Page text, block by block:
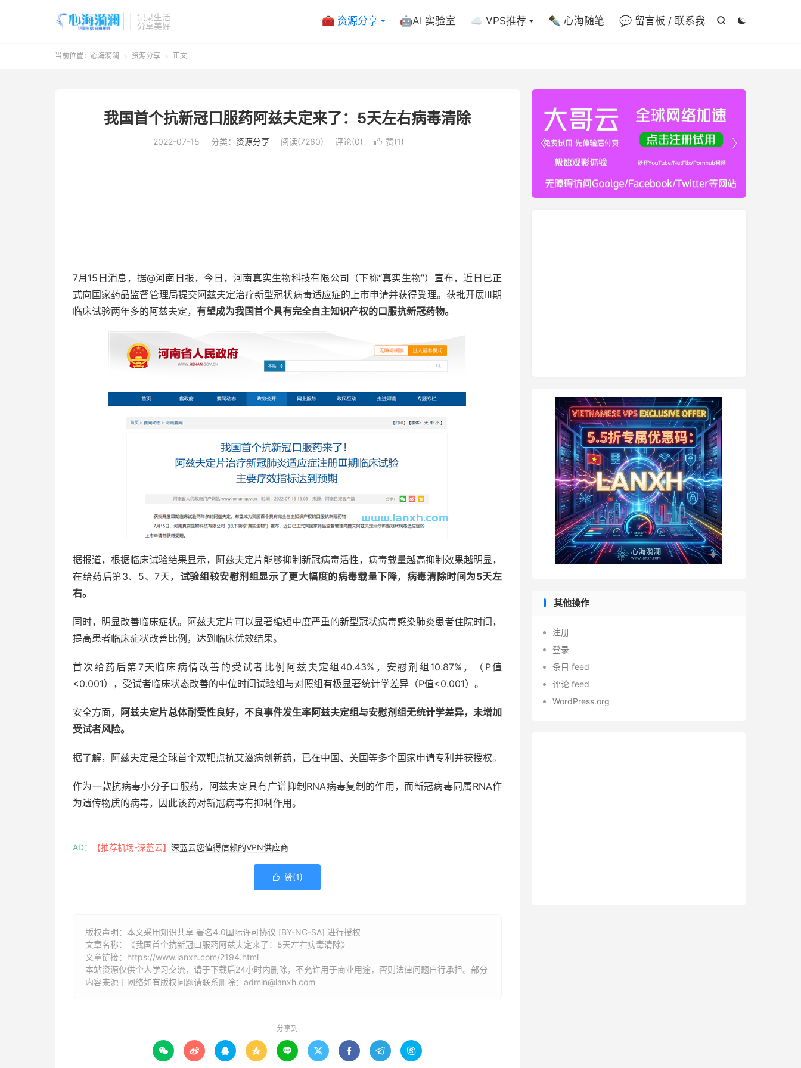
记录生活
分享美好


🧰 资源分享 🤖AI 实验室 ☁️ VPS推荐 ✒️ 心海随笔 💬 留言板 / 联系我
当前位置： 心海漪澜  资源分享  正文
我国首个抗新冠口服药阿兹夫定来了：5天左右病毒清除
2022-07-15 分类： 资源分享 阅读(7260) 评论(0)  赞(1)
7月15日消息，据@河南日报，今日，河南真实生物科技有限公司（下称“真实生物”）宣布，近日已正
式向国家药品监督管理局提交阿兹夫定治疗新型冠状病毒适应症的上市申请并获得受理。获批开展Ⅲ期
临床试验两年多的阿兹夫定， 有望成为我国首个具有完全自主知识产权的口服抗新冠药物。
据报道，根据临床试验结果显示，阿兹夫定片能够抑制新冠病毒活性，病毒载量越高抑制效果越明显，
在给药后第3、5、7天， 试验组较安慰剂组显示了更大幅度的病毒载量下降，病毒清除时间为5天左
右。
同时，明显改善临床症状。阿兹夫定片可以显著缩短中度严重的新型冠状病毒感染肺炎患者住院时间，
提高患者临床症状改善比例，达到临床优效结果。
首次给药后第7天临床病情改善的受试者比例阿兹夫定组40.43%，安慰剂组10.87%，（P值
<0.001），受试者临床状态改善的中位时间试验组与对照组有极显著统计学差异（P值<0.001）。
安全方面，
阿兹夫定片总体耐受性良好，不良事件发生率阿兹夫定组与安慰剂组无统计学差异，未增加
受试者风险。
据了解，阿兹夫定是全球首个双靶点抗艾滋病创新药，已在中国、美国等多个国家申请专利并获授权。
作为一款抗病毒小分子口服药，阿兹夫定具有广谱抑制RNA病毒复制的作用，而新冠病毒同属RNA作
为遗传物质的病毒，因此该药对新冠病毒有抑制作用。
AD： 【推荐机场-深蓝云】 深蓝云您值得信赖的VPN供应商
 赞(1)
版权声明：本文采用知识共享 署名4.0国际许可协议 [BY-NC-SA] 进行授权
文章名称：《我国首个抗新冠口服药阿兹夫定来了：5天左右病毒清除》
文章链接： https://www.lanxh.com/2194.html
本站资源仅供个人学习交流，请于下载后24小时内删除，不允许用于商业用途，否则法律问题自行承担。部分
内容来源于网络如有版权问题请联系删除：admin@lanxh.com
分享到
        


其他操作
注册
登录
条目 feed
评论 feed
WordPress.org